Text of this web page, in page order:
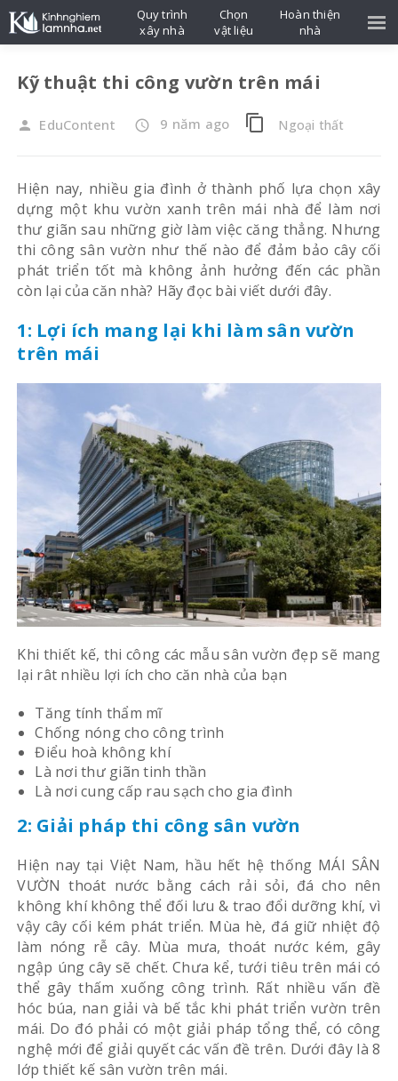
Kỹ thuật thi công vườn trên mái
person EduContent access_time 9 năm ago content_copy Ngoại thất
Hiện nay, nhiều gia đình ở thành phố lựa chọn xây
dựng một khu vườn xanh trên mái nhà để làm nơi
thư giãn sau những giờ làm việc căng thẳng. Nhưng
thi công sân vườn như thế nào để đảm bảo cây cối
phát triển tốt mà không ảnh hưởng đến các phần
còn lại của căn nhà? Hãy đọc bài viết dưới đây.
1: Lợi ích mang lại khi làm sân vườn
trên mái
Khi thiết kế, thi công các mẫu sân vườn đẹp sẽ mang
lại rât nhiều lợi ích cho căn nhà của bạn
Tăng tính thẩm mĩ
Chống nóng cho công trình
Điểu hoà không khí
Là nơi thư giãn tinh thần
Là nơi cung cấp rau sạch cho gia đình
2: Giải pháp thi công sân vườn
Hiện nay tại Việt Nam, hầu hết hệ thống MÁI SÂN
VƯỜN thoát nước bằng cách rải sỏi, đá cho nên
không khí không thể đối lưu & trao đổi dưỡng khí, vì
vậy cây cối kém phát triển. Mùa hè, đá giữ nhiệt độ
làm nóng rễ cây. Mùa mưa, thoát nước kém, gây
ngập úng cây sẽ chết. Chưa kể, tưới tiêu trên mái có
thể gây thấm xuống công trình. Rất nhiều vấn đề
hóc búa, nan giải và bế tắc khi phát triển vườn trên
mái. Do đó phải có một giải pháp tổng thể, có công
nghệ mới để giải quyết các vấn đề trên. Dưới đây là 8
lớp thiết kế sân vườn trên mái.
Quy trình
xây nhà
Chọn
vật liệu
Hoàn thiện
nhà